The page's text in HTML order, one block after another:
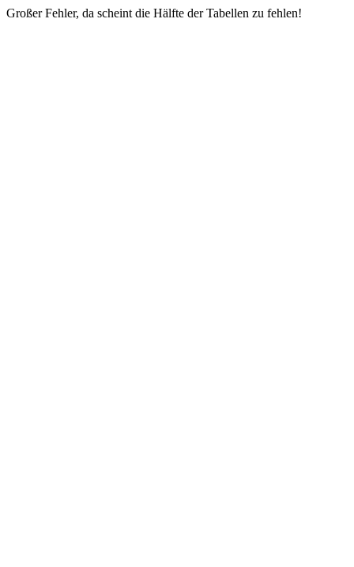
Großer Fehler, da scheint die Hälfte der Tabellen zu fehlen!